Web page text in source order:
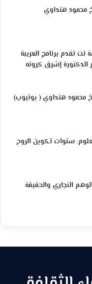
محمود هنداوي
نت تقدم برنامج العربية
الدكتورة إشرق كرونه
محمود هنداوي ( يوتيوب)
سنوات تكوين الروح
التجاري والحقيقة